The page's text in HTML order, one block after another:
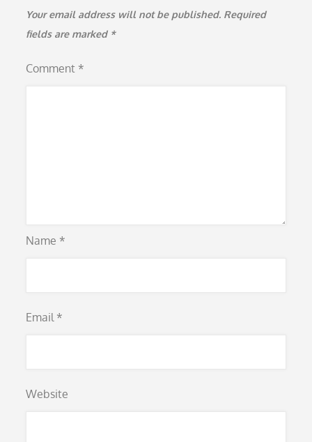
Your email address will not be published. Required
fields are marked *
Comment *
Name *
Email *
Website